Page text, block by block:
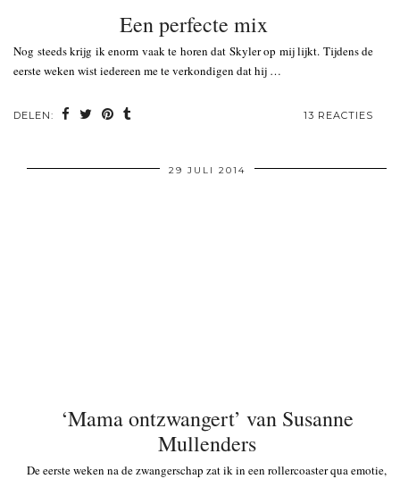
Een perfecte mix
Nog steeds krijg ik enorm vaak te horen dat Skyler op mij lijkt. Tijdens de
eerste weken wist iedereen me te verkondigen dat hij …
DELEN: 13 REACTIES
29 JULI 2014
‘Mama ontzwangert’ van Susanne
Mullenders
De eerste weken na de zwangerschap zat ik in een rollercoaster qua emotie,